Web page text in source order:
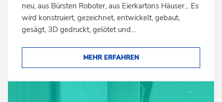
neu, aus Bürsten Roboter, aus Eierkartons Häuser... Es
wird konstruiert, gezeichnet, entwickelt, gebaut,
gesägt, 3D gedruckt, gelötet und…
MEHR ERFAHREN